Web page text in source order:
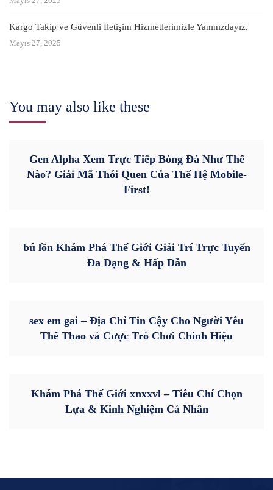
Kargo Takip ve Güvenli İletişim Hizmetlerimizle Yanınızdayız.
Mayıs 27, 2025
You may also like these
Gen Alpha Xem Trực Tiếp Bóng Đá Như Thế
Nào? Giải Mã Thói Quen Của Thế Hệ Mobile-
First!
bú lồn Khám Phá Thế Giới Giải Trí Trực Tuyến
Đa Dạng & Hấp Dẫn
sex em gai – Địa Chỉ Tin Cậy Cho Người Yêu
Thể Thao và Cược Trò Chơi Chính Hiệu
Khám Phá Thế Giới xnxxvl – Tiêu Chí Chọn
Lựa & Kinh Nghiệm Cá Nhân